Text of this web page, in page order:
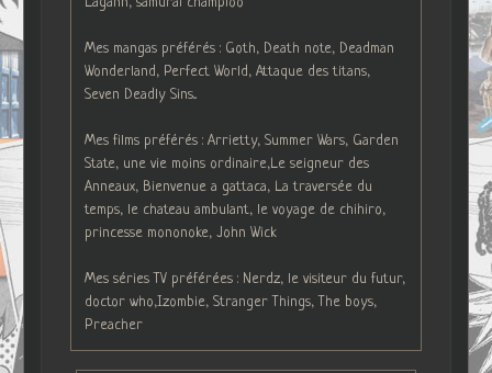
Mes mangas préférés : Goth, Death note, Deadman
Wonderland, Perfect World, Attaque des titans,
Seven Deadly Sins...
Mes films préférés : Arrietty, Summer Wars, Garden
State, une vie moins ordinaire,Le seigneur des
Anneaux, Bienvenue a gattaca, La traversée du
temps, le chateau ambulant, le voyage de chihiro,
princesse mononoke, John Wick
Mes séries TV préférées : Nerdz, le visiteur du futur,
doctor who,Izombie, Stranger Things, The boys,
Preacher